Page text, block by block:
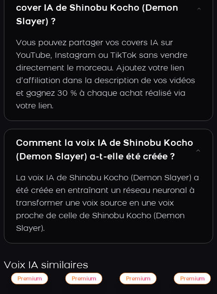
cover IA de Shinobu Kocho (Demon
Slayer) ?
Vous pouvez partager vos covers IA sur
YouTube, Instagram ou TikTok sans vendre
directement le morceau. Ajoutez votre lien
d’affiliation dans la description de vos vidéos
et gagnez 30 % à chaque achat réalisé via
votre lien.
Comment la voix IA de Shinobu Kocho
(Demon Slayer) a-t-elle été créée ?
La voix IA de Shinobu Kocho (Demon Slayer) a
été créée en entraînant un réseau neuronal à
transformer une voix source en une voix
proche de celle de Shinobu Kocho (Demon
Slayer).
Voix IA similaires
Premium Premium Premium Premium